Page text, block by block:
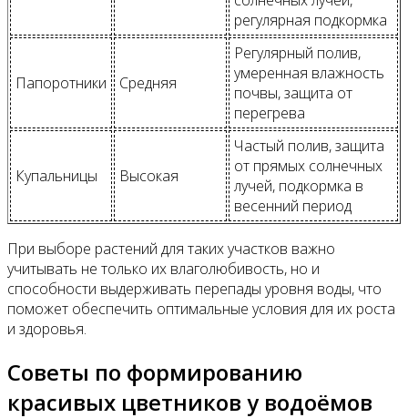
регулярная подкормка
Папоротники Средняя
Регулярный полив,
умеренная влажность
почвы, защита от
перегрева
Купальницы Высокая
Частый полив, защита
от прямых солнечных
лучей, подкормка в
весенний период
При выборе растений для таких участков важно
учитывать не только их влаголюбивость, но и
способности выдерживать перепады уровня воды, что
поможет обеспечить оптимальные условия для их роста
и здоровья.
Советы по формированию
красивых цветников у водоёмов